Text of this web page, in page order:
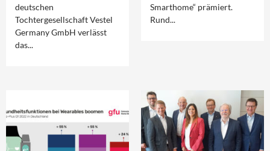
deutschen
Tochtergesellschaft Vestel
Germany GmbH verlässt
das...
Smarthome“ prämiert.
Rund...